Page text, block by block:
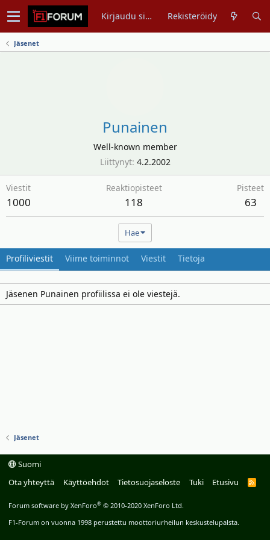
Kirjaudu sisään Rekisteröidy
Jäsenet
Punainen
Well-known member
Liittynyt 4.2.2002
Viestit
1000
Reaktiopisteet
118
Pisteet
63
Hae
Profiliviestit Viime toiminnot Viestit Tietoja
Jäsenen Punainen profiilissa ei ole viestejä.
Jäsenet
Suomi
Ota yhteyttä
Käyttöehdot Tietosuojaseloste Tuki Etusivu
R
Forum software by XenForo® © 2010-2020 XenForo Ltd.
F1-Forum on vuonna 1998 perustettu moottoriurheilun keskustelupalsta.